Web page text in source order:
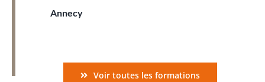
Annecy
Voir toutes les formations